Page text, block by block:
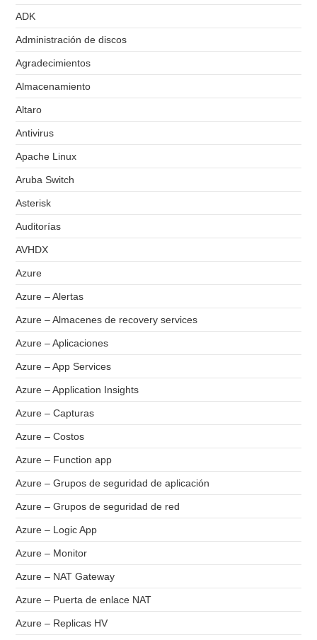
ADK
Administración de discos
Agradecimientos
Almacenamiento
Altaro
Antivirus
Apache Linux
Aruba Switch
Asterisk
Auditorías
AVHDX
Azure
Azure – Alertas
Azure – Almacenes de recovery services
Azure – Aplicaciones
Azure – App Services
Azure – Application Insights
Azure – Capturas
Azure – Costos
Azure – Function app
Azure – Grupos de seguridad de aplicación
Azure – Grupos de seguridad de red
Azure – Logic App
Azure – Monitor
Azure – NAT Gateway
Azure – Puerta de enlace NAT
Azure – Replicas HV